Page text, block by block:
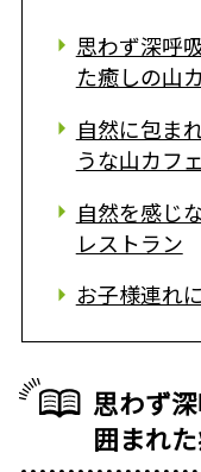
思わず深呼
た癒しの山
自然に包ま
うな山カフェ
自然を感じ
レストラン
お子様連れ
思わず
囲まれ